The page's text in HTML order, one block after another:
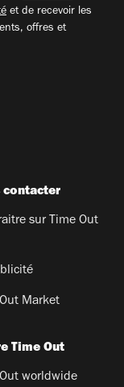
et de recevoir les
offres et
contacter
sur Time Out
Market
Time Out
worldwide